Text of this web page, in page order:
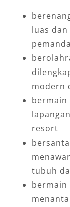
luas
modern
bermain
resort
tubuh
bermain